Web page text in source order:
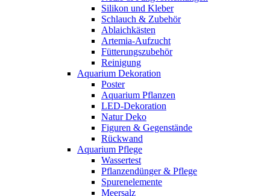
Silikon und Kleber
Schlauch & Zubehör
Ablaichkästen
Artemia-Aufzucht
Fütterungszubehör
Reinigung
Aquarium Dekoration
Poster
Aquarium Pflanzen
LED-Dekoration
Natur Deko
Figuren & Gegenstände
Rückwand
Aquarium Pflege
Wassertest
Pflanzendünger & Pflege
Spurenelemente
Meersalz